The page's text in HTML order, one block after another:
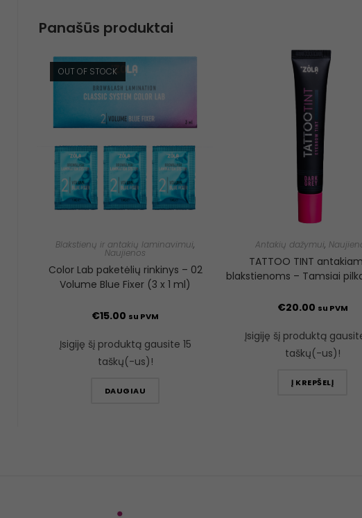
Panašūs produktai
OUT OF STOCK
Blakstienų ir antakių laminavimui,
Naujienos
Color Lab paketėlių rinkinys – 02
Volume Blue Fixer (3 x 1 ml)
€15.00 su PVM
Įsigiję šį produktą gausite 15
taškų(-us)!
DAUGIAU
Antakių dažymui,
TATTOO TINT
blakstienoms – Tamsiai
€20.00 su PVM
Įsigiję šį produktą
taškų(-us)!
Į KREPŠELĮ